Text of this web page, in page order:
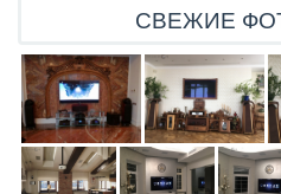
СВЕЖИЕ